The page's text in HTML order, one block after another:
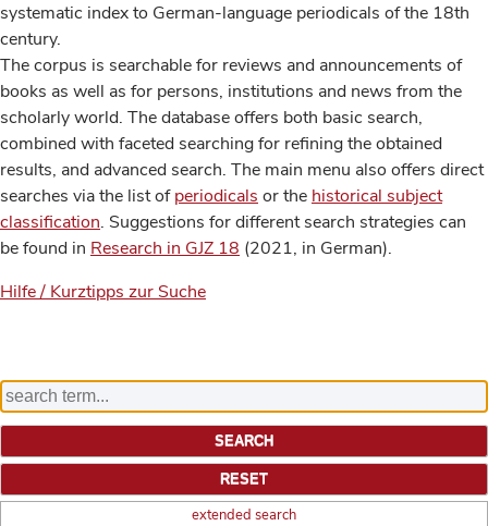
systematic index to German-language periodicals of the 18th
century.
The corpus is searchable for reviews and announcements of
books as well as for persons, institutions and news from the
scholarly world. The database offers both basic search,
combined with faceted searching for refining the obtained
results, and advanced search. The main menu also offers direct
searches via the list ofperiodicals or the historical subject
classification. Suggestions for different search strategies can
be found in Research in GJZ 18 (2021, in German).
Hilfe / Kurztipps zur Suche
extended search